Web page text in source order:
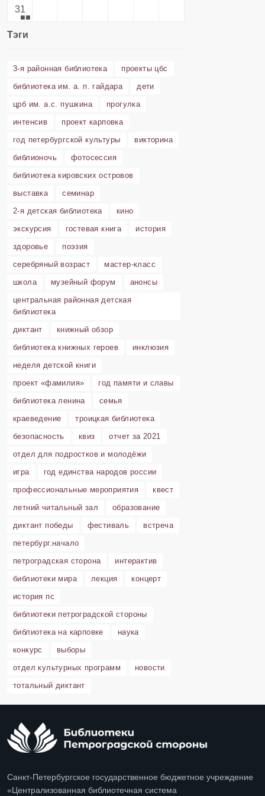
31
Тэги
3-я районная библиотека
проекты цбс
библиотека им. а. п. гайдара
дети
црб им. а.с. пушкина
прогулка
интенсив
проект карповка
год петербургской культуры
викторина
библионочь
фотосессия
библиотека кировских островов
выставка
семинар
2-я детская библиотека
кино
экскурсия
гостевая книга
история
здоровье
поэзия
серебряный возраст
мастер-класс
школа
музейный форум
анонсы
центральная районная детская
библиотека
диктант
книжный обзор
библиотека книжных героев
инклюзия
неделя детской книги
проект «фамилия»
год памяти и славы
библиотека ленина
семья
краеведение
троицкая библиотека
безопасность
квиз
отчет за 2021
отдел для подростков и молодёжи
игра
год единства народов россии
профессиональные мероприятия
квест
летний читальный зал
образование
диктант победы
фестиваль
встреча
петербург.начало
петроградская сторона
интерактив
библиотеки мира
лекция
концерт
история пс
библиотеки петроградской стороны
библиотека на карповке
наука
конкурс
выборы
отдел культурных программ
новости
тотальный диктант
Санкт-Петербургское государственное бюджетное учреждение
«Централизованная библиотечная система